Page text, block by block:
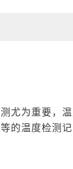
尤为重要，
的温度检测记